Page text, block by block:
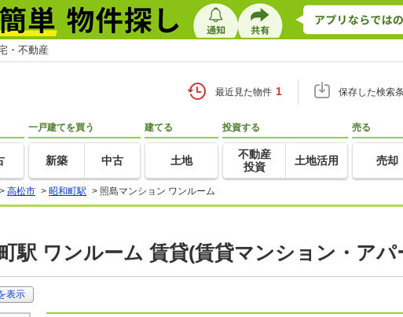
・不動産
最近見た物件 1 保存した検索
一戸建てを買う
新築 中古
建てる
土地
投資する
不動産
投資
土地活用
売る
売却
> 高松市 > 昭和町駅 > 照島マンション ワンルーム
駅 ワンルーム 賃貸(賃貸マンション・アパ
表示